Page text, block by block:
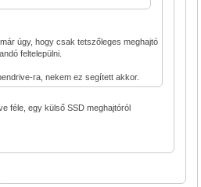
úgy, hogy csak tetszőleges meghajtó
feltelepülni.
ra, nekem ez segített akkor.
féle, egy külső SSD meghajtóról